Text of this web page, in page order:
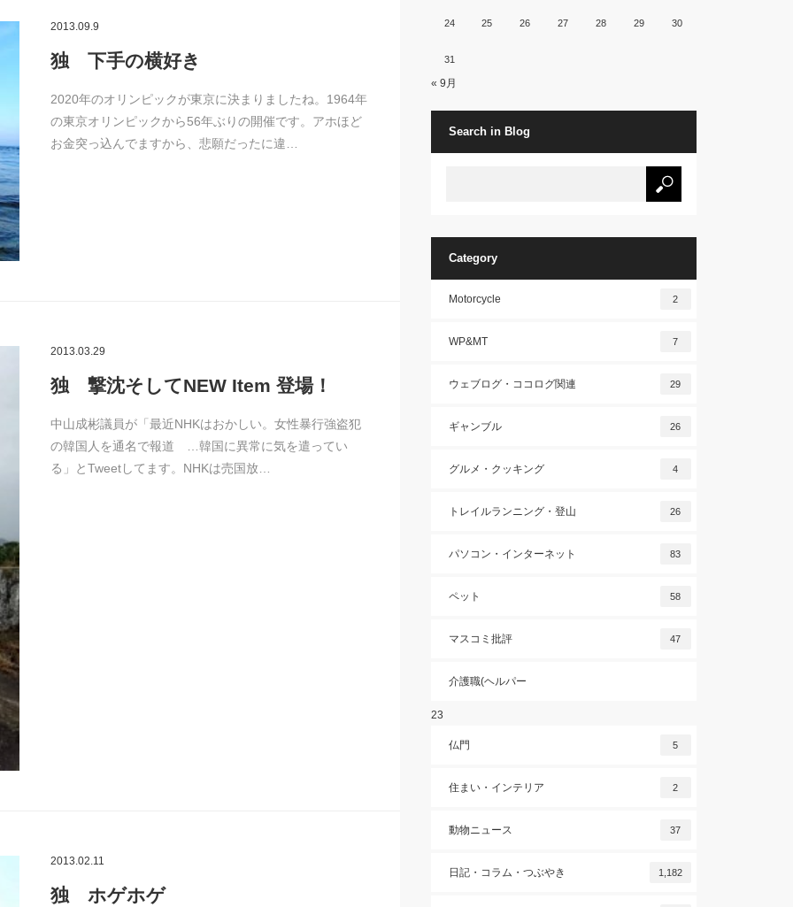
2013.09.9
独 下手の横好き
2020年のオリンピックが東京に決まりましたね。1964年
の東京オリンピックから56年ぶりの開催です。アホほど
お金突っ込んでますから、悲願だったに違…
2013.03.29
独 撃沈そしてNEW Item 登場！
中山成彬議員が「最近NHKはおかしい。女性暴行強盗犯
の韓国人を通名で報道 …韓国に異常に気を遣ってい
る」とTweetしてます。NHKは売国放…
2013.02.11
独 ホゲホゲ
24 25 26 27 28 29 30
31
« 9月
Search in Blog
Category
Motorcycle 2
WP&MT 7
ウェブログ・ココログ関連 29
ギャンブル 26
グルメ・クッキング 4
トレイルランニング・登山 26
パソコン・インターネット 83
ペット 58
マスコミ批評 47
介護職(ヘルパー
23
仏門 5
住まい・インテリア 2
動物ニュース 37
日記・コラム・つぶやき 1,182